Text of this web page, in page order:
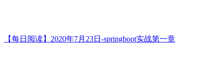
【每日阅读】2020年7月23日-springboot实战第一章